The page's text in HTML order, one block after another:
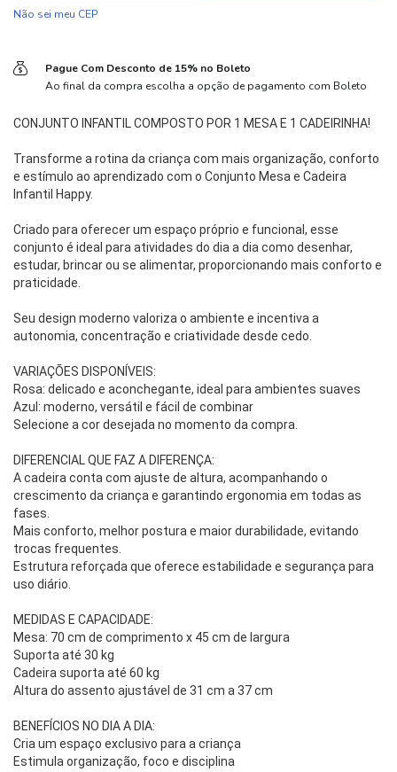
Não sei meu CEP
Pague Com Desconto de 15% no Boleto
Ao final da compra escolha a opção de pagamento com Boleto
CONJUNTO INFANTIL COMPOSTO POR 1 MESA E 1 CADEIRINHA!
Transforme a rotina da criança com mais organização, conforto
e estímulo ao aprendizado com o Conjunto Mesa e Cadeira
Infantil Happy.
Criado para oferecer um espaço próprio e funcional, esse
conjunto é ideal para atividades do dia a dia como desenhar,
estudar, brincar ou se alimentar, proporcionando mais conforto e
praticidade.
Seu design moderno valoriza o ambiente e incentiva a
autonomia, concentração e criatividade desde cedo.
VARIAÇÕES DISPONÍVEIS:
Rosa: delicado e aconchegante, ideal para ambientes suaves
Azul: moderno, versátil e fácil de combinar
Selecione a cor desejada no momento da compra.
DIFERENCIAL QUE FAZ A DIFERENÇA:
A cadeira conta com ajuste de altura, acompanhando o
crescimento da criança e garantindo ergonomia em todas as
fases.
Mais conforto, melhor postura e maior durabilidade, evitando
trocas frequentes.
Estrutura reforçada que oferece estabilidade e segurança para
uso diário.
MEDIDAS E CAPACIDADE:
Mesa: 70 cm de comprimento x 45 cm de largura
Suporta até 30 kg
Cadeira suporta até 60 kg
Altura do assento ajustável de 31 cm a 37 cm
BENEFÍCIOS NO DIA A DIA:
Cria um espaço exclusivo para a criança
Estimula organização, foco e disciplina